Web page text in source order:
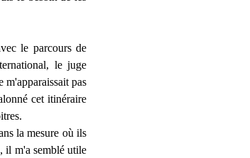
le parcours de
le juge
pas
cet itinéraire
la mesure où ils
il m'a semblé utile